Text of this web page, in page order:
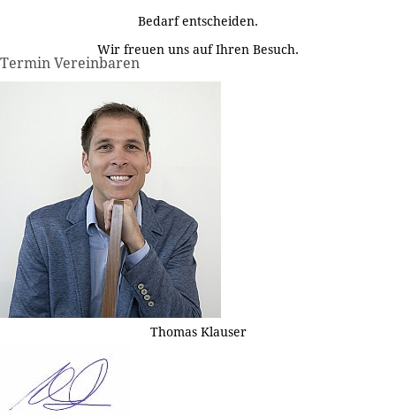
Bedarf entscheiden.
Wir freuen uns auf Ihren Besuch.
Termin Vereinbaren
Thomas Klauser